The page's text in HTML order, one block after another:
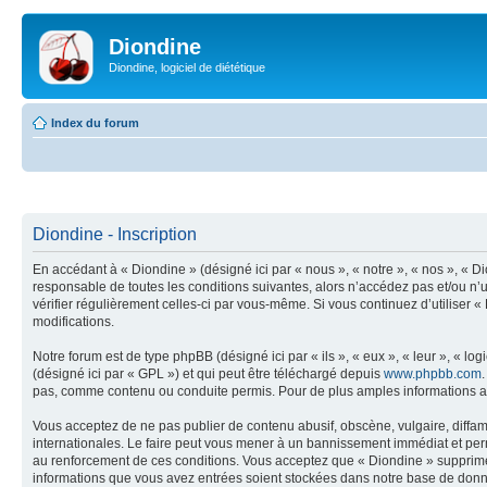
Diondine
Diondine, logiciel de diététique
Index du forum
Diondine - Inscription
En accédant à « Diondine » (désigné ici par « nous », « notre », « nos », «
responsable de toutes les conditions suivantes, alors n’accédez pas et/ou
vérifier régulièrement celles-ci par vous-même. Si vous continuez d’utiliser
modifications.
Notre forum est de type phpBB (désigné ici par « ils », « eux », « leur », «
(désigné ici par « GPL ») et qui peut être téléchargé depuis www.phpbb.com
pas, comme contenu ou conduite permis. Pour de plus amples informations
Vous acceptez de ne pas publier de contenu abusif, obscène, vulgaire,
internationales. Le faire peut vous mener à un bannissement immédiat et
au renforcement de ces conditions. Vous acceptez que « Diondine »
informations que vous avez entrées soient stockées dans notre base de